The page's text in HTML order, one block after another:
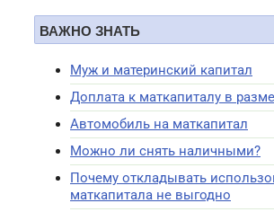
ВАЖНО ЗНАТЬ
Муж и материнский капитал
Доплата к маткапиталу в
Автомобиль на маткапитал
Можно ли снять наличными?
Почему откладывать
маткапитала не выгодно